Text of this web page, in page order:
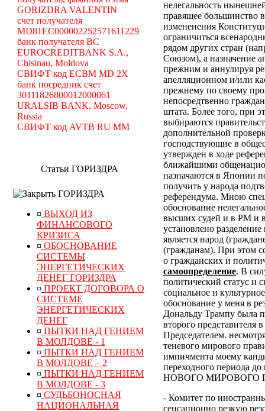
GORIZDRA VALENTIN
счет получателя
MD81EC000002252571611229
банк получателя BC
EUROCREDITBANK S.A.,
Chisinau, Moldova
СВИФТ код ECBM MD 2X
банк посредник счет
30111826800012000061
URALSIB BANK, Moscow,
Russia
СВИФТ код AVTB RU MM
Статьи ГОРИЗДРА
ГОРИЗДРА
¤ ВЫХОД ИЗ
ФИНАНСОВОГО
КРИЗИСА
¤ ОБОСНОВАНИЕ
СИСТЕМЫ
ЭНЕРГЕТИЧЕСКИХ
ДЕНЕГ ГОРИЗДРА
¤ ПРОЕКТ ДОГОВОРА О
СИСТЕМЕ
ЭНЕРГЕТИЧЕСКИХ
ДЕНЕГ
¤ ПЫТКИ НАД ГЕНИЕМ
В МОЛДОВЕ - 1
¤ ПЫТКИ НАД ГЕНИЕМ
В МОЛДОВЕ – 2
¤ ПЫТКИ НАД ГЕНИЕМ
В МОЛДОВЕ - 3
¤ СУДЬБОНОСНАЯ
НАЦИОНАЛЬНАЯ
нелегальность
правящее большинство
измененения
ограничиться
рядом других стран
Союзом), а назначение
прежним и аннулируя
апелляционном и/или
прежнему по своему
непосредтвенно
штата. Более того, при
выбираются
дополнительной
господствующие в
утвержден в ходе
ближайшими
назначаются в Японии
получить у народа
референдума. Мною
обоснование
высших судей и в РМ и
установлено
является народ
(гражданам). При этом
о гражданских и
самоопределение. В
политический статус и
социальное и
обоснование у меня в
Дональду Трампу была
второго представителя
Председателем.
теневого мирового
импичмента моему
переходного
НОВОГО МИРОВОГО
- Комитет по
сенсационно резкую